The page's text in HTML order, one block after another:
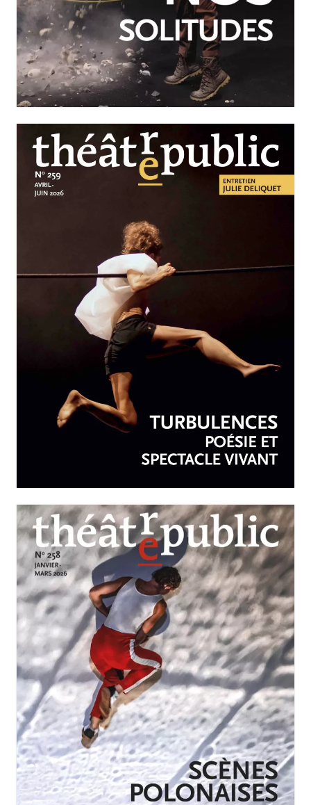
JUILLET-SEPTEMBRE 2026
N°260
Nos solitudes
AVRIL-JUIN 2026
N°259
Turbulences : poésie et
spectacle vivant
JANVIER-MARS 2026